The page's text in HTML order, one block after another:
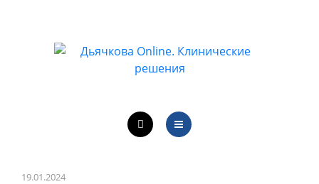
ЛЕЧЕБНАЯ ДЕЯТЕЛЬНОСТЬ
НОВОСТИ
19.01.2024